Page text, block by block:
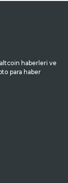
haberleri ve
para haber